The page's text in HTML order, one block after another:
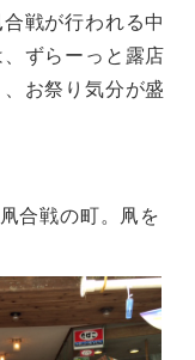
戦が行われる中
ずらーっと露店
お祭り気分が盛
合戦の町。凧を